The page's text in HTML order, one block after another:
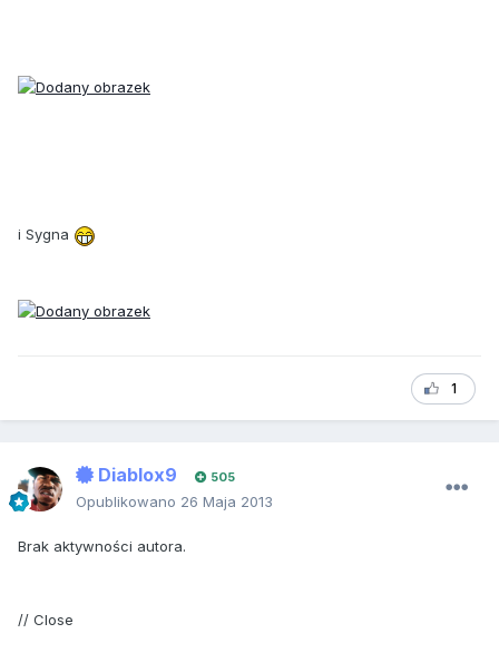
i Sygna
1
Diablox9 505
Opublikowano 26 Maja 2013
Brak aktywności autora.
// Close